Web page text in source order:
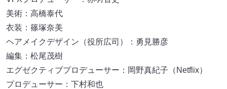
美術：高橋泰代
衣装：篠塚奈美
ヘアメイクデザイン（役所広司）：勇見勝彦
編集：松尾茂樹
エグゼクティブプロデューサー：岡野真紀子（Netflix）
プロデューサー：下村和也